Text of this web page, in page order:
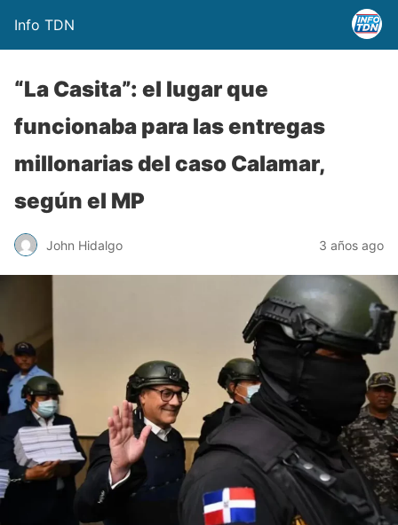
Info TDN
“La Casita”: el lugar que
funcionaba para las entregas
millonarias del caso Calamar,
según el MP
John Hidalgo 3 años ago